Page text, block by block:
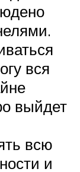
вся
выйдет
всю
и